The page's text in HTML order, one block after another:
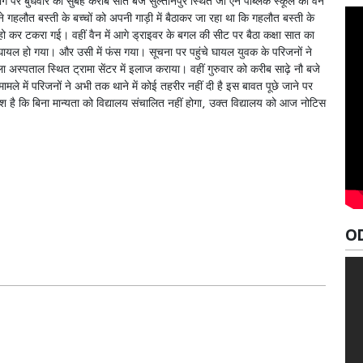
बस्ती के बच्चों को अपनी गाड़ी में बैठाकर जा रहा था कि गहलौत बस्ती के
कर टकरा गई। वहीं वैन में आगे ड्राइवर के बगल की सीट पर बैठा कक्षा सात का
घायल हो गया। और उसी में फंस गया। सूचना पर पहुंचे घायल युवक के परिजनों ने
स्थित ट्रामा सेंटर में इलाज कराया। वहीं गुरुवार को करीब साढ़े नौ बजे
में परिजनों ने अभी तक थाने में कोई तहरीर नहीं दी है ‌इस बावत पूछे जाने पर
कि बिना मान्यता को विद्यालय संचालित नहीं होगा, उक्त विद्यालय को आज नोटिस